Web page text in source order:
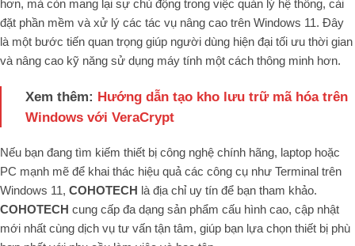
hơn, mà còn mang lại sự chủ động trong việc quản lý hệ thống, cài
đặt phần mềm và xử lý các tác vụ nâng cao trên Windows 11. Đây
là một bước tiến quan trọng giúp người dùng hiện đại tối ưu thời gian
và nâng cao kỹ năng sử dụng máy tính một cách thông minh hơn.
Xem thêm: Hướng dẫn tạo kho lưu trữ mã hóa trên
Windows với VeraCrypt
Nếu bạn đang tìm kiếm thiết bị công nghệ chính hãng, laptop hoặc
PC mạnh mẽ để khai thác hiệu quả các công cụ như Terminal trên
Windows 11, COHOTECH là địa chỉ uy tín để bạn tham khảo.
COHOTECH cung cấp đa dạng sản phẩm cấu hình cao, cập nhật
mới nhất cùng dịch vụ tư vấn tận tâm, giúp bạn lựa chọn thiết bị phù